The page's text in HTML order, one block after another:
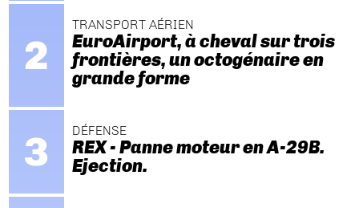
TRANSPORT AÉRIEN
EuroAirport, à cheval sur trois
frontières, un octogénaire en
grande forme
DÉFENSE
REX - Panne moteur en A-29B.
Ejection.